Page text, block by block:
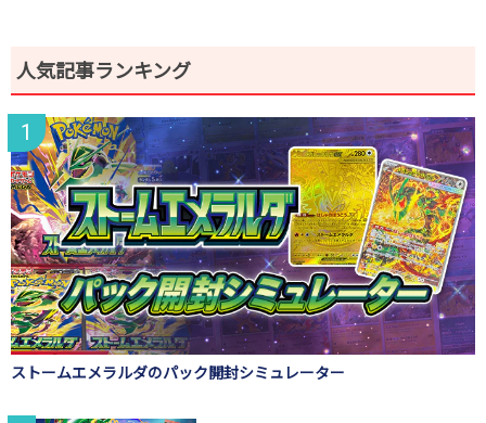
人気記事ランキング
ストームエメラルダのパック開封シミュレーター